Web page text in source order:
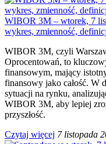
WIBOR 3M – wtorek, 7
wykres, zmienność,
WIBOR 3M, czyli
Oprocentowań, to
finansowym, mający
finansowy jako całość. W
sytuacji na rynku,
WIBOR 3M, aby lepiej
przyszłość.
Czytaj więcej 7 listopada